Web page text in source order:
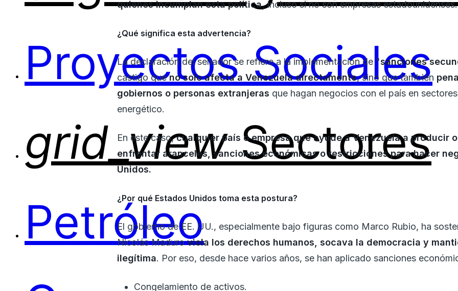
Proyectos Sociales
grid_view Sectores
Petróleo
quienes incumplan esta política,incluso si no son empresas estadounidenses.
¿Qué significa esta advertencia?
La declaración del senador se refiere a la implementación de "sanciones
castigo queno solo afecta a Venezuela directamente, sino que también
gobiernos o personas extranjeras que hagan negocios con el país en
energético.
En este caso,cualquier país o empresa que ayude a Venezuela a producir
enfrentar aranceles, sanciones económicas o restricciones para hacer
Unidos.
¿Por qué Estados Unidos toma esta postura?
El gobierno de EE. UU., especialmente bajo figuras como Marco Rubio, ha
Nicolás Maduroviola los derechos humanos, socava la democracia y
ilegítima. Por eso, desde hace varios años, se han aplicado sanciones
Congelamiento de activos.